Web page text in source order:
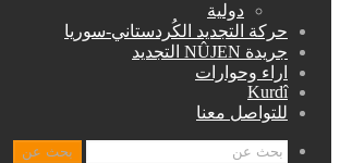
دولية
حركة التجديد الكُردستاني-سوريا
جريدة NÛJEN التجديد
اراء وحوارات
Kurdî
للتواصل معنا
بحث عن